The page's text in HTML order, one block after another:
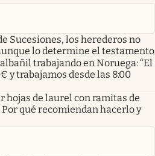
Sucesiones, los herederos no
lo determine el testamento
trabajando en Noruega: “El
y trabajamos desde las 8:00
hojas de laurel con ramitas de
qué recomiendan hacerlo y